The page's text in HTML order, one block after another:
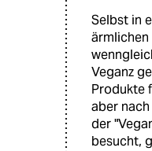
Selbst in
Veganz
Produkte
aber
der
besucht,